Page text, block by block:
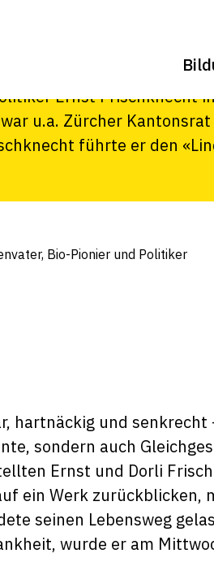
Branche ist verstorben.
Ernst Frischknecht
u.a. Zürcher
führte er den
Bio-Pionier und Politiker
hartnäckig und
sondern auch
Ernst und Dorli
ein Werk zurückblicken,
seinen Lebensweg
wurde er am